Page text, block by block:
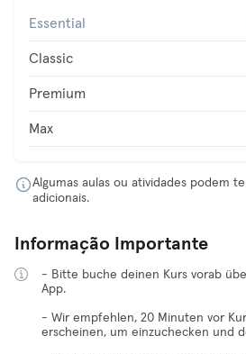
Essential
Classic
Premium
Max
Algumas aulas ou atividades podem
adicionais.
Informação Importante
- Bitte buche deinen Kurs vorab
App.
- Wir empfehlen, 20 Minuten vor
erscheinen, um einzuchecken und